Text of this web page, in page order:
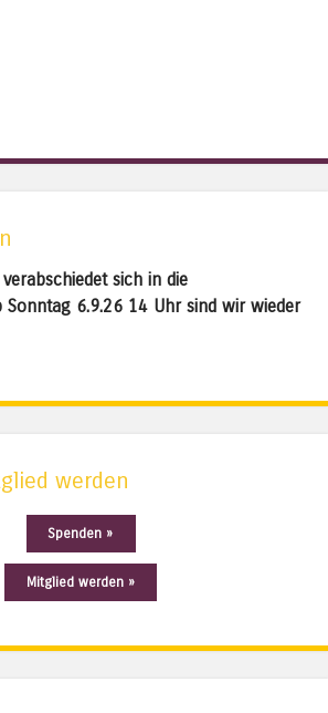
sich in die
Sonntag 6.9.26 14 Uhr sind wir wieder
werden
Spenden »
Mitglied werden »